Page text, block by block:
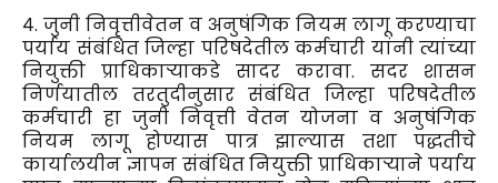
४. जुनी निवृत्तीवेतन व अनुषंगिक नियम लागू करण्याचा
पर्याय संबंधित जिल्हा परिषदेतील कर्मचारी यांनी त्यांच्या
नियुक्ती प्राधिकाऱ्याकडे सादर करावा. सदर शासन
निर्णयातील तरतुदीनुसार संबंधित जिल्हा परिषदेतील
कर्मचारी हा जुनी निवृत्ती वेतन योजना व अनुषंगिक
नियम लागू होण्यास पात्र झाल्यास तशा पद्धतीचे
कार्यालयीन ज्ञापन संबंधित नियुक्ती प्राधिकाऱ्याने पर्याय